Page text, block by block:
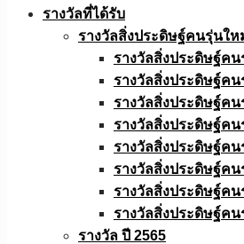
รางวัลที่ได้รับ
รางวัลสิ่งประดิษฐ์คนรุ่นให
รางวัลสิ่งประดิษฐ์ค
รางวัลสิ่งประดิษฐ์ค
รางวัลสิ่งประดิษฐ์ค
รางวัลสิ่งประดิษฐ์ค
รางวัลสิ่งประดิษฐ์ค
รางวัลสิ่งประดิษฐ์ค
รางวัลสิ่งประดิษฐ์ค
รางวัลสิ่งประดิษฐ์ค
รางวัล ปี 2565